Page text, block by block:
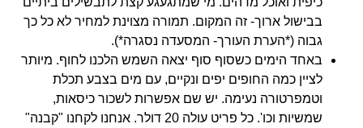
בבישול ארוך- זה המקום. תמורה מצוינת למחיר לא כל כך
גבוה (*הערת העורך- המסעדה נסגרה*).
באחד הימים כשסוף סוף יצאה השמש הלכנו לחוף. מיותר
לציין כמה החופים יפים ונקיים, עם מים בצבע תכלת
וטמפרטורה נעימה. יש שם אפשרות לשכור כיסאות,
שמשיות וכו'. כל פריט עולה 20 דולר. אנחנו לקחנו "קבנה"